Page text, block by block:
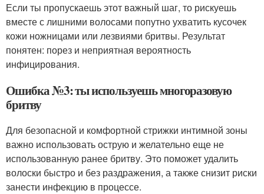
Если ты пропускаешь этот важный шаг, то рискуешь
вместе с лишними волосами попутно ухватить кусочек
кожи ножницами или лезвиями бритвы. Результат
понятен: порез и неприятная вероятность
инфицирования.
Ошибка №3: ты используешь многоразовую
бритву
Для безопасной и комфортной стрижки интимной зоны
важно использовать острую и желательно еще не
использованную ранее бритву. Это поможет удалить
волоски быстро и без раздражения, а также снизит риски
занести инфекцию в процессе.